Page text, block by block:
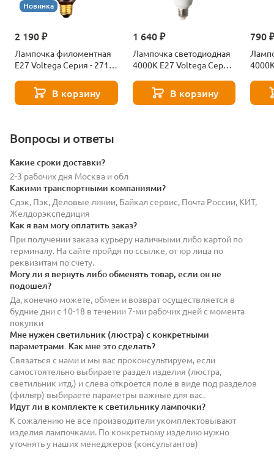
Новинка
2 190 ₽
Лампочка филоментная
Е27 Voltega Серия - 271
В корзину
1 640 ₽
Лампочка светодиодная
4000К Е27 Voltega Серия
В корзину
790
Вопросы и ответы
Какие сроки доставки?
2-3 рабочих дня Москва и обл
Какими транспортными компаниями?
Сдэк, Пэк, Деловые линии, Байкал сервис, Почта России, КИТ,
Желдорэкспедиция
Как я вам могу оплатить заказ?
При получении заказа курьеру наличными либо картой по
терминалу. На сайте пройдя по ссылке, от юр лица по
реквизитам по счету.
Могу ли я вернуть либо обменять товар, если он не
подошел?
Да, конечно можете, обмен и возврат осуществляется в
будние дни с 10-18 в течении 7-ми рабочих дней с момента
покупки
Мне нужен светильник (люстра) с конкретными
параметрами. Как мне это сделать?
Связаться с нами и мы вас проконсультируем, если
самостоятельно выбираете раздел изделия (люстра,
светильник итд.) и слева откроется поле в виде под разделов
(фильтр) выбираете параметры важные для вас.
Идут ли в комплекте к светильнику лампочки?
К сожалению не все производители укомплектовывают
изделия лампочками. По конкретному изделию нужно
уточнять у наших менеджеров (консультантов)